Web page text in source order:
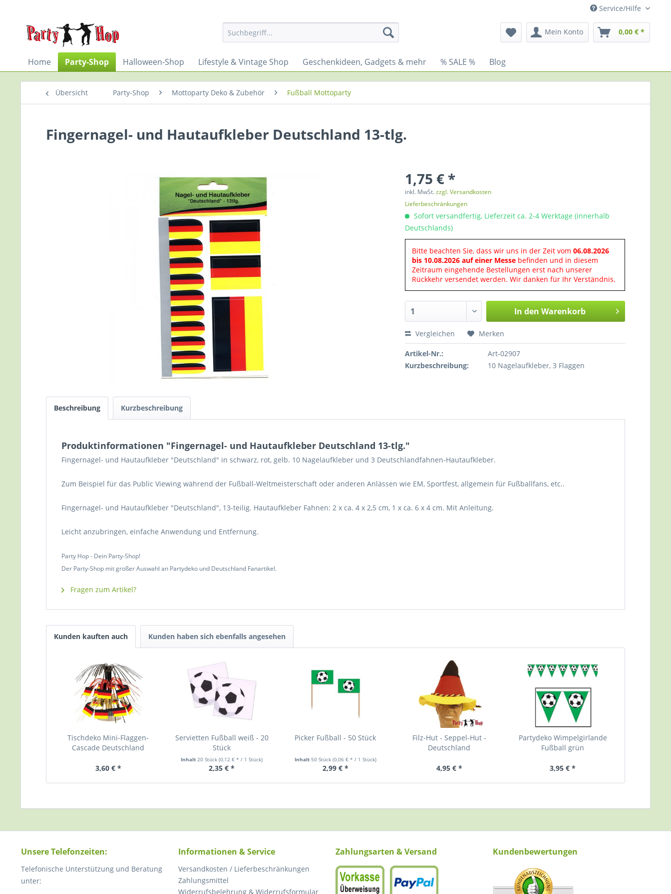
Service/Hilfe
Mein Konto 0,00 € *
Home Party-Shop Halloween-Shop Lifestyle & Vintage Shop Geschenkideen, Gadgets & mehr % SALE % Blog
Übersicht Party-Shop Mottoparty Deko & Zubehör Fußball Mottoparty
Fingernagel- und Hautaufkleber Deutschland 13-tlg.
1,75 € *
inkl. MwSt.zzgl. Versandkosten
Lieferbeschränkungen
Sofort versandfertig, Lieferzeit ca. 2-4 Werktage (innerhalb
Deutschlands)
Bitte beachten Sie, dass wir uns in der Zeit vom06.08.2026
bis 10.08.2026 auf einer Messe befinden und in diesem
Zeitraum eingehende Bestellungen erst nach unserer
Rückkehr versendet werden. Wir danken für Ihr Verständnis.
In den Warenkorb
Vergleichen Merken
Artikel-Nr.:
Art-02907
Kurzbeschreibung:
10 Nagelaufkleber, 3 Flaggen
Beschreibung Kurzbeschreibung
Produktinformationen "Fingernagel- und Hautaufkleber Deutschland 13-tlg."
Fingernagel- und Hautaufkleber "Deutschland" in schwarz, rot, gelb. 10 Nagelaufkleber und 3 Deutschlandfahnen-Hautaufkleber.
Zum Beispiel für das Public Viewing während der Fußball-Weltmeisterschaft oder anderen Anlässen wie EM, Sportfest, allgemein für Fußballfans, etc..
Fingernagel- und Hautaufkleber "Deutschland", 13-teilig. Hautaufkleber Fahnen: 2 x ca. 4 x 2,5 cm, 1 x ca. 6 x 4 cm. Mit Anleitung.
Leicht anzubringen, einfache Anwendung und Entfernung.
Party Hop - Dein Party-Shop!
Der Party-Shop mit großer Auswahl an Partydeko und Deutschland Fanartikel.
Fragen zum Artikel?
Kunden kauften auch Kunden haben sich ebenfalls angesehen
Tischdeko Mini-Flaggen-
Cascade Deutschland
3,60 € *
Servietten Fußball weiß - 20
Stück
Inhalt20 Stück(0,12 € * / 1 Stück)
2,35 € *
Picker Fußball - 50 Stück
Inhalt 50 Stück (0,06 € * / 1 Stück)
2,99 € *
Filz-Hut - Seppel-Hut -
Deutschland
4,95 € *
Partydeko Wimpelgirlande
Fußball grün
3,95 € *
Unsere Telefonzeiten:
Telefonische Unterstützung und Beratung
unter:
Informationen & Service
Versandkosten / Lieferbeschränkungen
Zahlungsmittel
Widerrufsbelehrung & Widerrufsformular
Zahlungsarten & Versand Kundenbewertungen